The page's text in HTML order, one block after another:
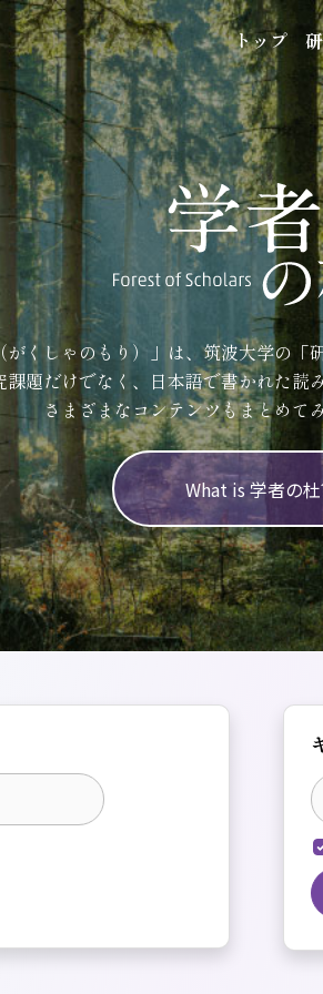
トップ
がくしゃのもり）」は、筑波大学の「
題だけでなく、日本語で書かれた読
さまざまなコンテンツもまとめて
What is 学者の杜